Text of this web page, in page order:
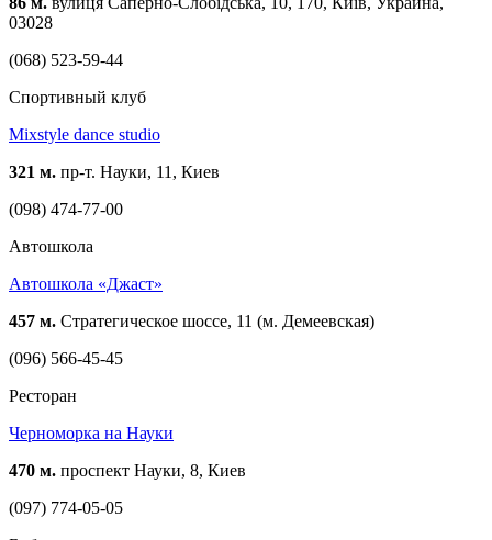
03028
(068) 523-59-44
Спортивный клуб
Mixstyle dance studio
321 м. пр-т. Науки, 11, Киев
(098) 474-77-00
Автошкола
Автошкола «Джаст»
457 м. Стратегическое шоссе, 11 (м. Демеевская)
(096) 566-45-45
Ресторан
Черноморка на Науки
470 м. проспект Науки, 8, Киев
(097) 774-05-05